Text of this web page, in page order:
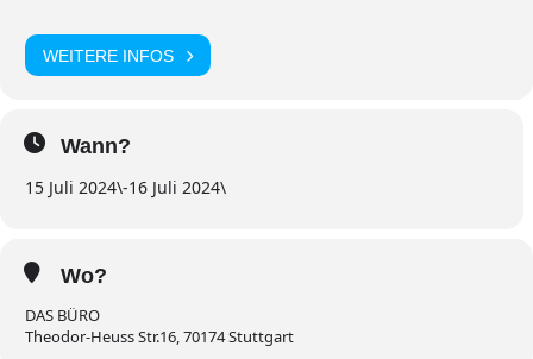
WEITERE INFOS
Wann?
15 Juli 2024\-16 Juli 2024\
Wo?
DAS BÜRO
Theodor-Heuss Str.16, 70174 Stuttgart